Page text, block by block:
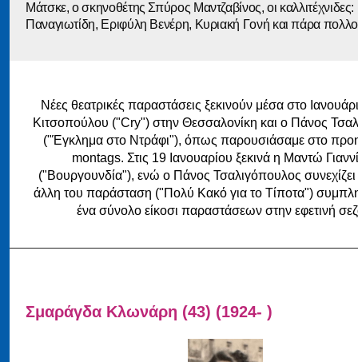
Μάτσκε, ο σκηνοθέτης Σπύρος Μαντζαβίνος, οι
Παναγιωτίδη, Εριφύλη Βενέρη, Κυριακή Γονή και πάρα
Νέες θεατρικές παραστάσεις ξεκινούν μέσα στο
Κιτσοπούλου ("Cry") στην Θεσσαλονίκη και ο Πάνος
("Έγκλημα στο Ντράφι"), όπως παρουσιάσαμε στο
montags. Στις 19 Ιανουαρίου ξεκινά η Μαντώ
("Βουργουνδία"), ενώ ο Πάνος Τσαλιγόπουλος συνεχίζει
άλλη του παράσταση ("Πολύ Κακό για το Τίποτα")
ένα σύνολο είκοσι παραστάσεων στην εφετινή
Σμαράγδα Κλωνάρη (43) (1924- )